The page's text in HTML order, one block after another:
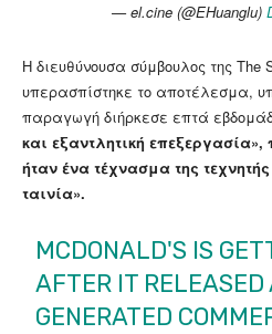
— el.cine (@EHuanglu)
Η διευθύνουσα σύμβουλος της
υπερασπίστηκε το αποτέλεσμα,
παραγωγή διήρκεσε επτά
και εξαντλητική
ήταν ένα τέχνασμα της
ταινία».
MCDONALD'S IS
AFTER IT
GENERATED